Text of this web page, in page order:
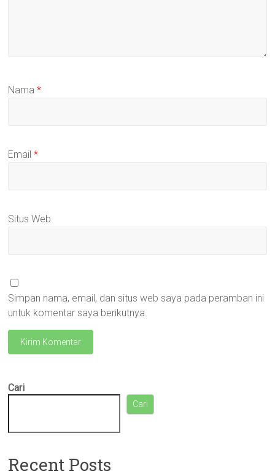
Nama*
Email*
Situs Web
Simpan nama, email, dan situs web saya pada peramban ini
untuk komentar saya berikutnya.
Cari
Cari
Recent Posts